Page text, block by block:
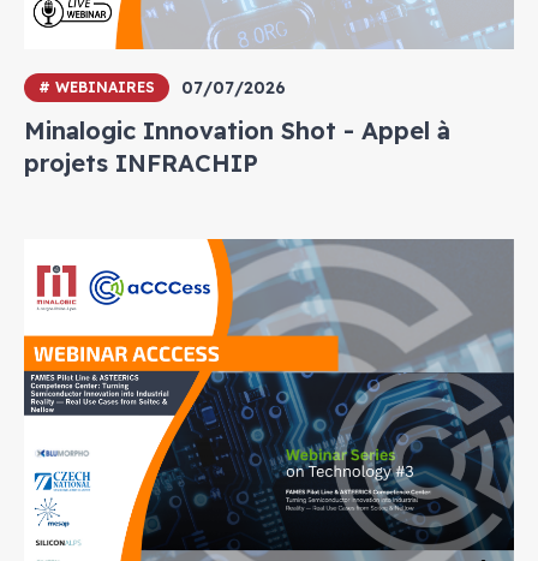
# WEBINAIRES 07/07/2026
Minalogic Innovation Shot - Appel à
projets INFRACHIP